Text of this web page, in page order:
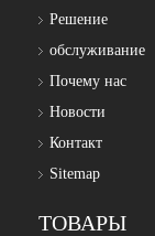
Решение
обслуживание
Почему нас
Новости
Контакт
Sitemap
ТОВАРЫ